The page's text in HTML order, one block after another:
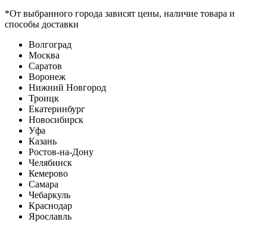
*От выбранного города зависят цены, наличие товара и
способы доставки
Волгоград
Москва
Саратов
Воронеж
Нижний Новгород
Троицк
Екатеринбург
Новосибирск
Уфа
Казань
Ростов-на-Дону
Челябинск
Кемерово
Самара
Чебаркуль
Краснодар
Ярославль